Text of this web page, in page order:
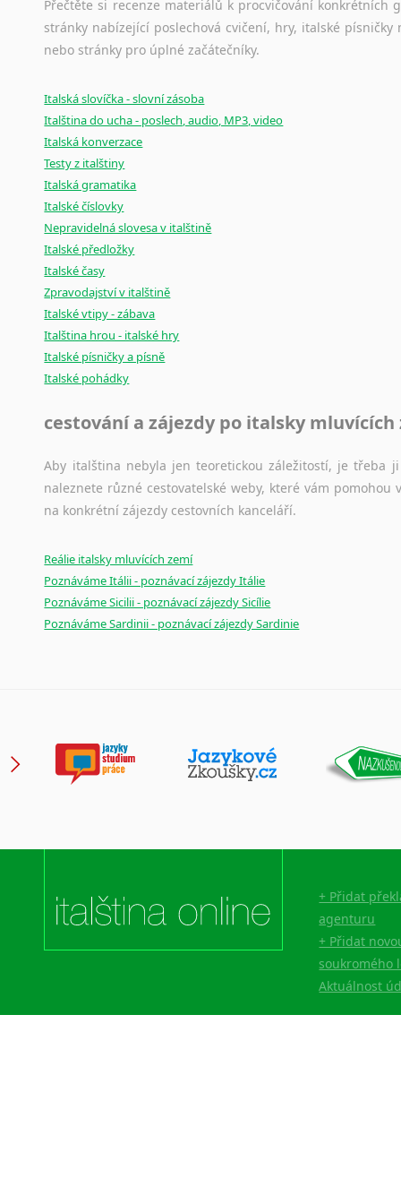
Přečtěte si recenze materiálů k procvičování
stránky nabízející poslechová cvičení, hry, italské
nebo stránky pro úplné začátečníky.
Italská slovíčka - slovní zásoba
Italština do ucha - poslech, audio, MP3, video
Italská konverzace
Testy z italštiny
Italská gramatika
Italské číslovky
Nepravidelná slovesa v italštině
Italské předložky
Italské časy
Zpravodajství v italštině
Italské vtipy - zábava
Italština hrou - italské hry
Italské písničky a písně
Italské pohádky
cestování a zájezdy po italsky mluvících
Aby italština nebyla jen teoretickou záležitostí, je třeba
naleznete různé cestovatelské weby, které vám
na konkrétní zájezdy cestovních kanceláří.
Reálie italsky mluvících zemí
Poznáváme Itálii - poznávací zájezdy Itálie
Poznáváme Sicilii - poznávací zájezdy Sicílie
Poznáváme Sardinii - poznávací zájezdy Sardinie
+ Přidat
agenturu
+ Přidat
soukromého
Aktuálnost